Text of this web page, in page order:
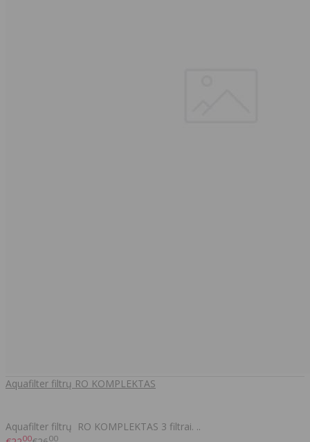
Aquafilter filtrų RO KOMPLEKTAS
Aquafilter filtrų RO KOMPLEKTAS 3 filtrai. ..
00 00